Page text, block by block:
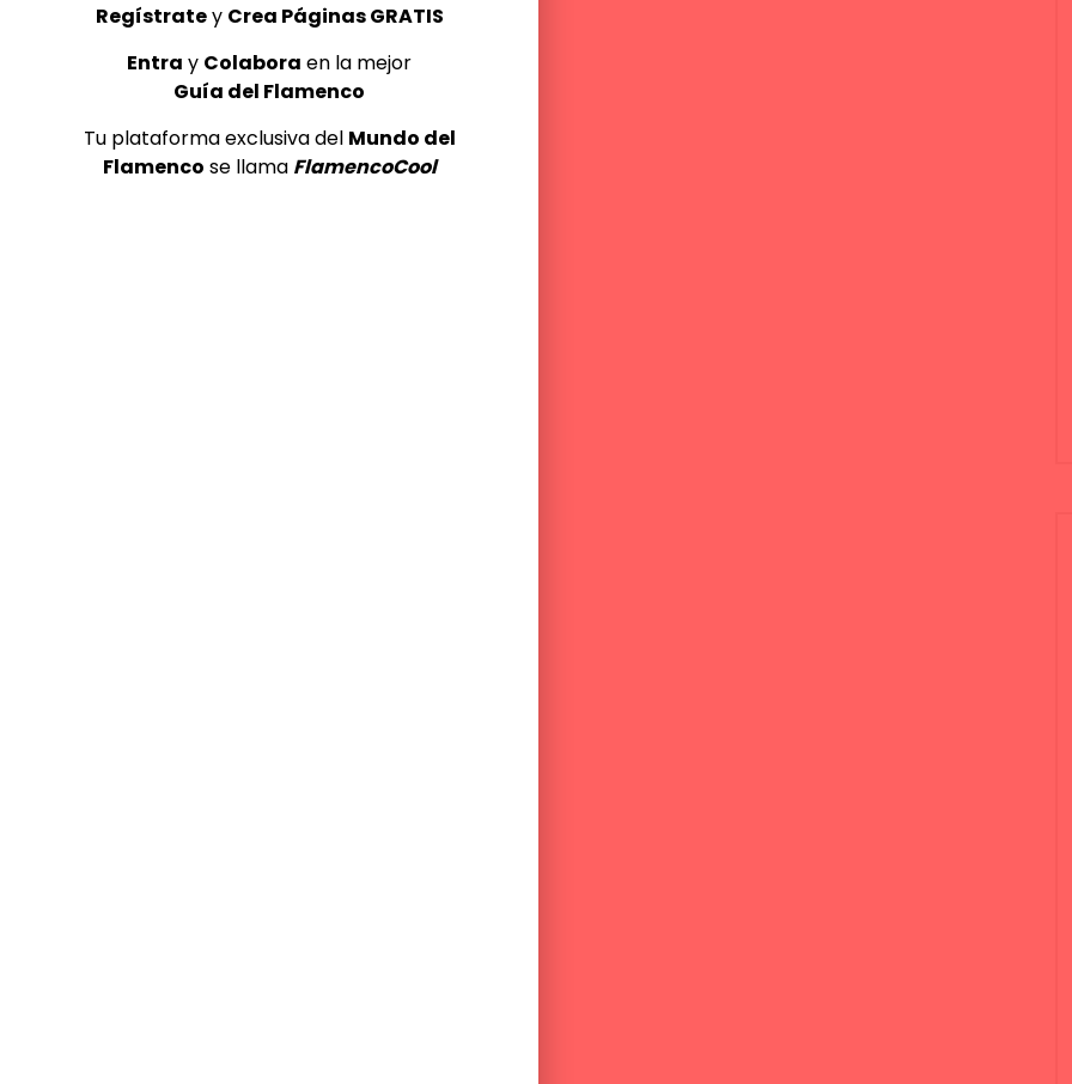
Regístratey Crea Páginas GRATIS
Entra y Colabora en la mejor
Guía del Flamenco
Tu plataforma exclusiva del Mundo del
Flamenco se llama FlamencoCool